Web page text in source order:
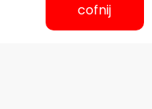
cofnij